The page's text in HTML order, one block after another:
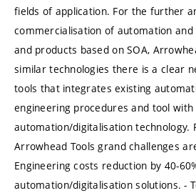
fields of application. For the further
commercialisation of automation
and products based on SOA,
similar technologies there is a clear
tools that integrates existing
engineering procedures and tool with
automation/digitalisation technology.
Arrowhead Tools grand challenges
Engineering costs reduction by 40-
automation/digitalisation solutions. -